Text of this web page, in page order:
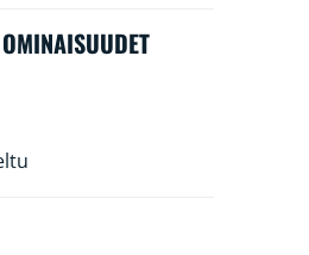
ja valaista